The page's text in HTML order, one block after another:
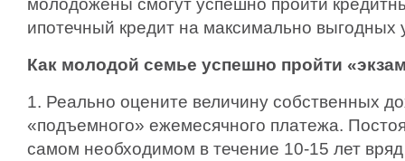
ипотечный кредит на максимально выгодных
Как молодой семье успешно пройти
1. Реально оцените величину собственных
«подъемного» ежемесячного платежа.
самом необходимом в течение 10-15 лет